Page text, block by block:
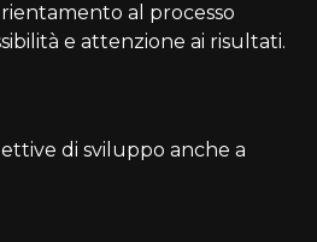
al processo
e attenzione ai risultati.
di sviluppo anche a